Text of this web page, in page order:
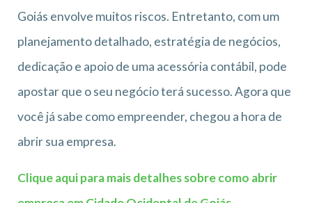
Goiás envolve muitos riscos. Entretanto, com um
planejamento detalhado, estratégia de negócios,
dedicação e apoio de uma acessória contábil, pode
apostar que o seu negócio terá sucesso. Agora que
você já sabe como empreender, chegou a hora de
abrir sua empresa.
Clique aqui para mais detalhes sobre como abrir